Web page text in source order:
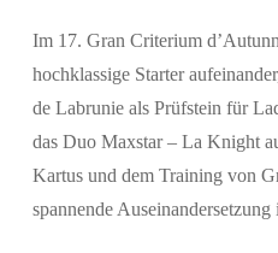
Im 17. Gran Criterium
hochklassige Starter
de Labrunieals Prüfstein für
das Duo Maxstar– La Knight
Kartus und dem Training von
spannende Auseinandersetzung